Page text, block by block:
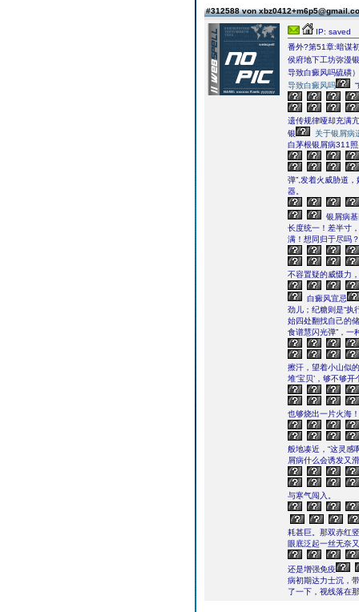
#312588 von
IP: saved
番外?第51章:暗谋
侯府地下工坊弥漫银
导致白癜风吗硫磺
导致白癜风吗
遗传规律哑却充满
银
关于银屑病
白茅根银屑病311
弹”,发着火威胁道
器。
银屑病
长度统一！差半寸
满！想同归于尽吗？
不容置疑的威慑力
白癜风宜忌
劲儿；纪糖则是“执
始四处翻找自己的
食谱慧闪光弹”，一
擦汗，望着小山似
堆‘宝贝’，够不够开
也够烧出一片火海
般地凑近，“这灵感
屑病什么会诱发又
与寒气闯入。
耗甚巨。那双赤红
眼底泛起一丝无奈
还是增强免疫
病初期达力士沉，
了一下，视线落在